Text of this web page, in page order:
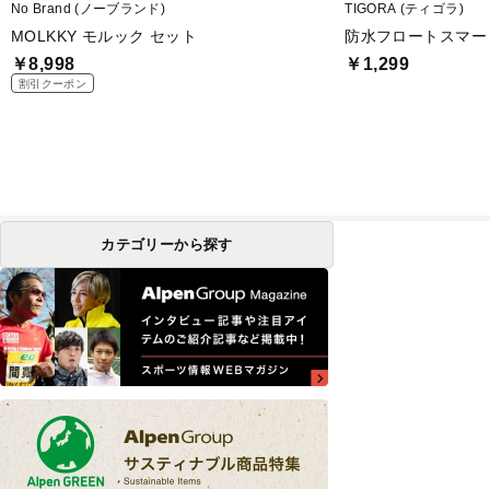
No Brand (ノーブランド)
MOLKKY モルック セット
￥8,998
割引クーポン
TIGORA (ティゴラ)
防水フロートスマ
￥1,299
カテゴリーから探す